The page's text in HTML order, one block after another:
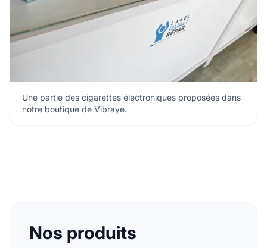
Une partie des cigarettes électroniques proposées dans
notre boutique de Vibraye.
Nos produits